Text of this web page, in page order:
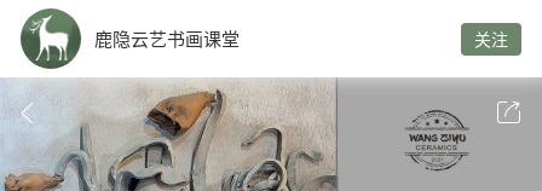
鹿隐云艺书画课堂 关注
 